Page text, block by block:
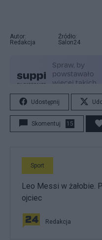
Autor:
Redakcja
Źródło:
Salon24
Udostępnij
Skomentuj 15
Sport
Leo Messi w żałobie.
ojciec
Redakcja